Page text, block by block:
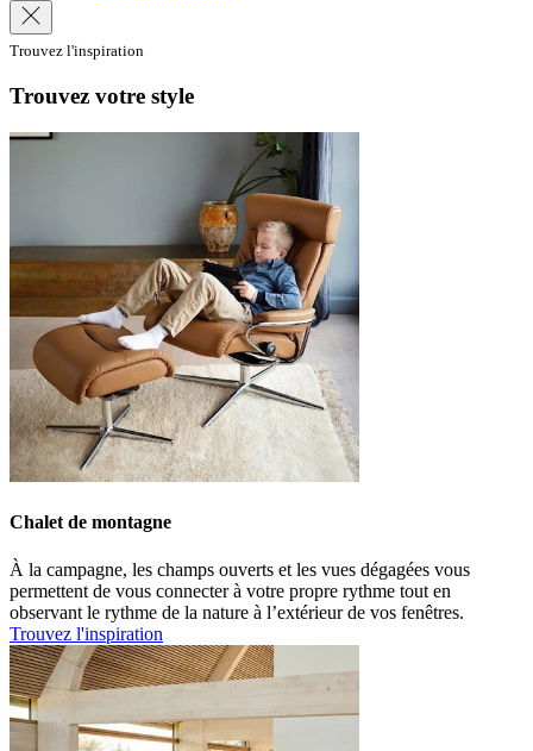
Trouvez l'inspiration
Trouvez votre style
Chalet de montagne
À la campagne, les champs ouverts et les vues dégagées vous
permettent de vous connecter à votre propre rythme tout en
observant le rythme de la nature à l’extérieur de vos fenêtres.
Trouvez l'inspiration